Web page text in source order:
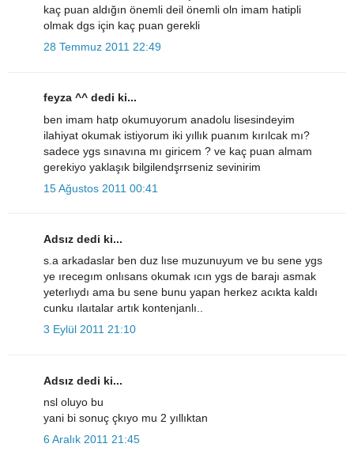
kaç puan aldığın önemli deil önemli oln imam hatipli
olmak dgs için kaç puan gerekli
28 Temmuz 2011 22:49
feyza ^^ dedi ki...
ben imam hatp okumuyorum anadolu lisesindeyim
ilahiyat okumak istiyorum iki yıllık puanım kırılcak mı?
sadece ygs sınavına mı giricem ? ve kaç puan almam
gerekiyo yaklaşık bilgilendşrrseniz sevinirim
15 Ağustos 2011 00:41
Adsız dedi ki...
s.a arkadaslar ben duz lıse muzunuyum ve bu sene ygs
ye ırecegım onlısans okumak ıcın ygs de barajı asmak
yeterlıydı ama bu sene bunu yapan herkez acıkta kaldı
cunku ılaıtalar artık kontenjanlı..
3 Eylül 2011 21:10
Adsız dedi ki...
nsl oluyo bu
yani bi sonuç çkıyo mu 2 yıllıktan
6 Aralık 2011 21:45